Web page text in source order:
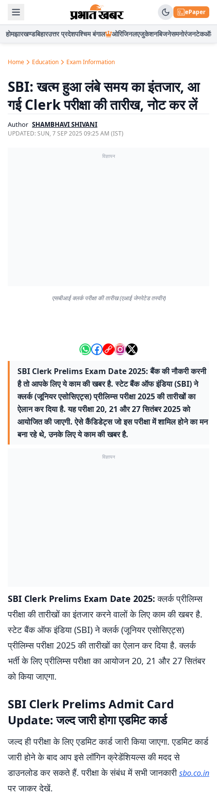
ePaper
होमझारखण्डबिहारउत्तर प्रदेशपश्चिम बंगाल ओरिजिनलएजुकेशनबिजनेसमनोरंजनटेकऑटो
Home Education Exam Information
SBI: खत्म हुआ लंबे समय का इंतजार, आ
गई Clerk परीक्षा की तारीख, नोट कर लें
Author SHAMBHAVI SHIVANI
UPDATED:SUN, 7 SEP 2025 09:25 AM (IST)
विज्ञापन
एसबीआई क्लर्क परीक्षा की तारीख (एआई जेनरेटेड तस्वीर)
SBI Clerk Prelims Exam Date 2025: बैंक की नौकरी करनी
है तो आपके लिए ये काम की खबर है. स्टेट बैंक ऑफ इंडिया (SBI) ने
क्लर्क (जूनियर एसोसिएट्स) प्रीलिम्स परीक्षा 2025 की तारीखों का
ऐलान कर दिया है. यह परीक्षा 20, 21 और 27 सितंबर 2025 को
आयोजित की जाएगी. ऐसे कैंडिडेट्स जो इस परीक्षा में शामिल होने का मन
बना रहे थे, उनके लिए ये काम की खबर है.
विज्ञापन
SBI Clerk Prelims Exam Date 2025: क्लर्क प्रीलिम्स
परीक्षा की तारीखों का इंतजार करने वालों के लिए काम की खबर है.
स्टेट बैंक ऑफ इंडिया (SBI) ने क्लर्क (जूनियर एसोसिएट्स)
प्रीलिम्स परीक्षा 2025 की तारीखों का ऐलान कर दिया है. क्लर्क
भर्ती के लिए प्रीलिम्स परीक्षा का आयोजन 20, 21 और 27 सितंबर
को किया जाएगा.
SBI Clerk Prelims Admit Card
Update: जल्द जारी होगा एडमिट कार्ड
जल्द ही परीक्षा के लिए एडमिट कार्ड जारी किया जाएगा. एडमिट कार्ड
जारी होने के बाद आप इसे लॉगिन क्रेडेंशियल्स की मदद से
डाउनलोड कर सकते हैं. परीक्षा के संबंध में सभी जानकारीsbo.co.in
पर जाकर देखें.